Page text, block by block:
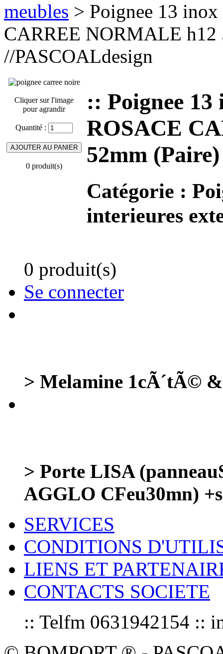
meubles > Poignee 13
CARREE NORMALE h12
//PASCOALdesign
Cliquer sur l'image
pour agrandir
Quantité :
0 produit(s)
:: Poignee
ROSACE
52mm
Catégorie :
interieures
0 produit(s)
Se connecter
> Melamine 1cÃ´tÃ©
> Porte LISA
AGGLO CFeu30mn)
SERVICES
CONDITIONS
LIENS ET
CONTACTS SOCIETE
:: Telfm 0631942154 ::